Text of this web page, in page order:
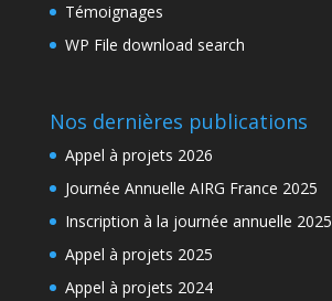
Témoignages
WP File download search
Nos dernières publications
Appel à projets 2026
Journée Annuelle AIRG France 2025
Inscription à la journée annuelle 2025
Appel à projets 2025
Appel à projets 2024